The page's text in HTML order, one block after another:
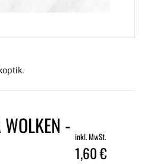
WOLKEN - inkl. MwSt.
1,60 €